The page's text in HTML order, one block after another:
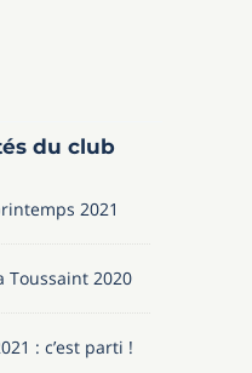
du club
2021
Toussaint 2020
: c’est parti !